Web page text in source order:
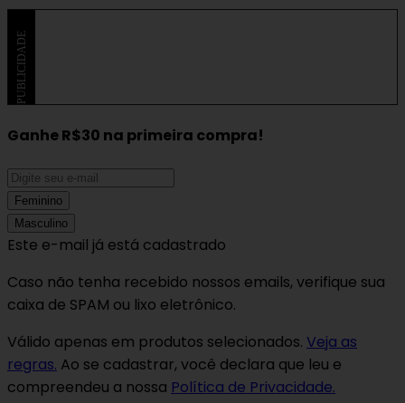
PUBLICIDADE
Ganhe R$30 na primeira compra!
Feminino
Masculino
Este e-mail já está cadastrado
Caso não tenha recebido nossos emails, verifique sua
caixa de SPAM ou lixo eletrônico.
Válido apenas em produtos selecionados. Veja as
regras. Ao se cadastrar, você declara que leu e
compreendeu a nossa Política de Privacidade.